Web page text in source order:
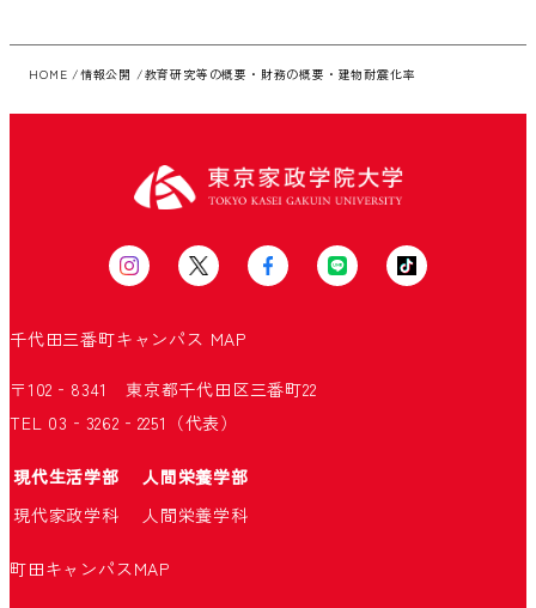
HOME 情報公開 教育研究等の概要・財務の概要・建物耐震化率
千代田三番町キャンパス MAP
〒102‐8341 東京都千代田区三番町22
TEL 03‐3262‐2251（代表）
現代生活学部
人間栄養学部
現代家政学科
人間栄養学科
町田キャンパスMAP